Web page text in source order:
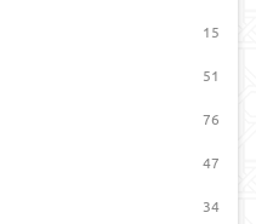
15
51
76
47
34